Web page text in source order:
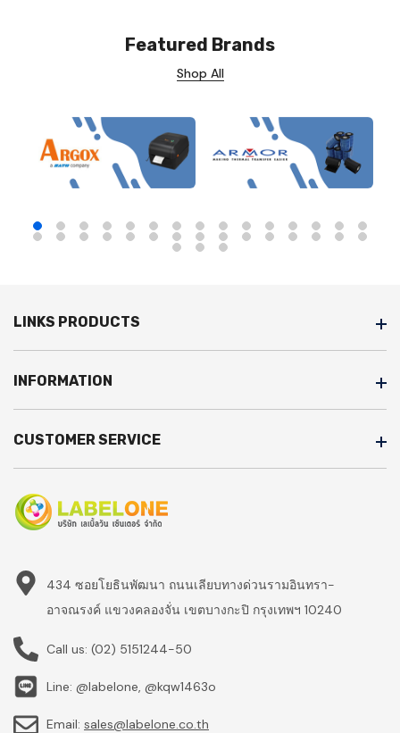
Featured Brands
Shop All
LINKS PRODUCTS
INFORMATION
CUSTOMER SERVICE
434 ซอยโยธินพัฒนา ถนนเลียบทางด่วนรามอินทรา-
อาจณรงค์ แขวงคลองจั่น เขตบางกะปิ กรุงเทพฯ 10240
Call us: (02) 5151244-50
Line: @labelone, @kqw1463o
Email: sales@labelone.co.th